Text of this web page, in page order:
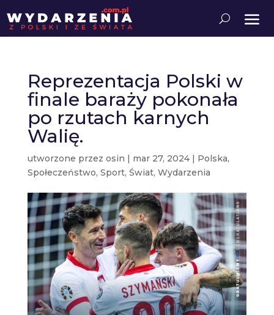
Reprezentacja Polski w
finale baraży pokonała
po rzutach karnych
Walię.
utworzone przez osin | mar 27, 2024| Polska,
Społeczeństwo, Sport, Świat, Wydarzenia